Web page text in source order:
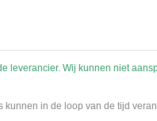
leverancier. Wij kunnen niet
in de loop van de tijd